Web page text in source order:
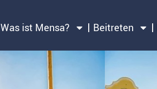
Was ist Mensa? Beitreten